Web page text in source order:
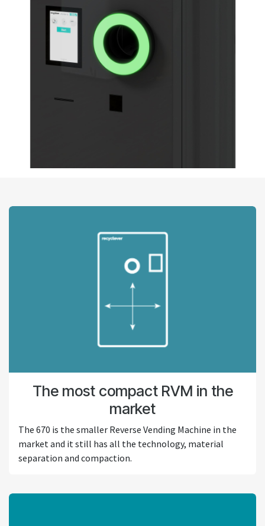
The most compact RVM in the
market
The 670 is the smaller Reverse Vending Machine in the
market and it still has all the technology, material
separation and compaction.